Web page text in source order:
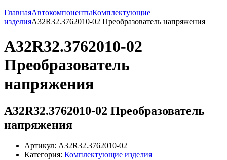
ГлавнаяАвтокомпонентыКомплектующие
изделияА32R32.3762010-02 Преобразователь напряжения
А32R32.3762010-02
Преобразователь
напряжения
А32R32.3762010-02 Преобразователь
напряжения
Артикул: А32R32.3762010-02
Категория: Комплектующие изделия